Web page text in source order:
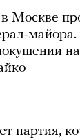
Москве
партия,